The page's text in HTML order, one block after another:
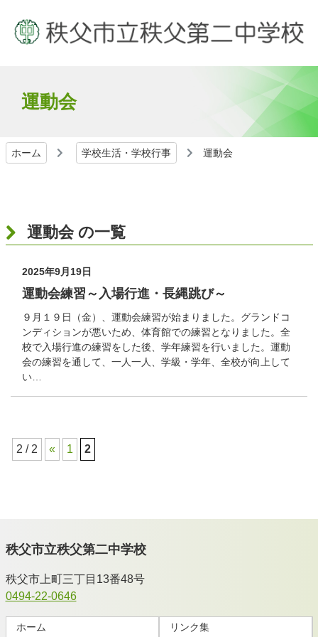
運動会
ホーム 学校生活・学校行事 運動会
運動会 の一覧
2025年9月19日
運動会練習～入場行進・長縄跳び～
９月１９日（金）、運動会練習が始まりました。グランドコ
ンディションが悪いため、体育館での練習となりました。全
校で入場行進の練習をした後、学年練習を行いました。運動
会の練習を通して、一人一人、学級・学年、全校が向上して
い…
2 / 2 « 1 2
秩父市立秩父第二中学校
秩父市上町三丁目13番48号
0494-22-0646
ホーム リンク集